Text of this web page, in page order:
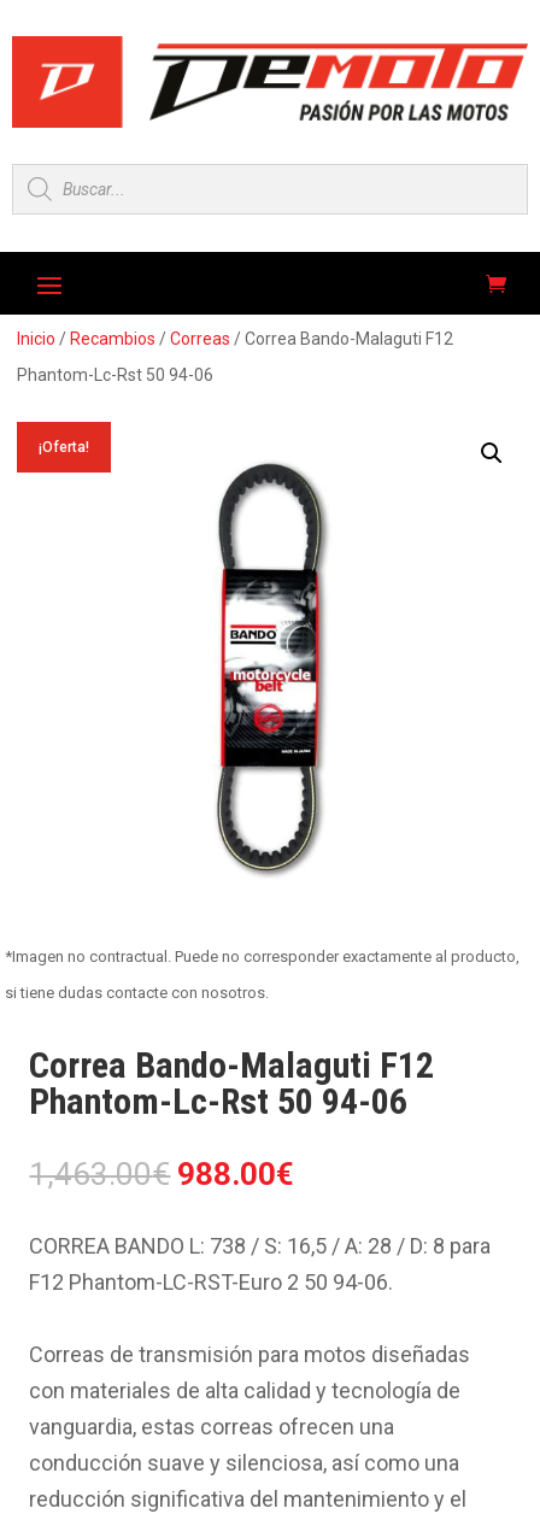
Búsqueda
de
productos
Inicio / Recambios /Correas / Correa Bando-Malaguti F12
Phantom-Lc-Rst 50 94-06
¡Oferta!
*Imagen no contractual. Puede no corresponder exactamente al producto,
si tiene dudas contacte con nosotros.
Correa Bando-Malaguti F12
Phantom-Lc-Rst 50 94-06
1,463.00€ El
original
era:
988.00€
actual
es:
CORREA BANDO L: 738 / S: 16,5 / A: 28 / D: 8 para
F12 Phantom-LC-RST-Euro 2 50 94-06.
Correas de transmisión para motos diseñadas
con materiales de alta calidad y tecnología de
vanguardia, estas correas ofrecen una
conducción suave y silenciosa, así como una
reducción significativa del mantenimiento y el